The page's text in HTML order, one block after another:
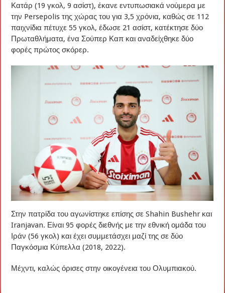
Κατάρ (19 γκολ, 9 ασίστ), έκανε εντυπωσιακά νούμερα με
την Persepolis της χώρας του για 3,5 χρόνια, καθώς σε 112
παιχνίδια πέτυχε 55 γκολ, έδωσε 21 ασίστ, κατέκτησε δύο
Πρωταθλήματα, ένα Σούπερ Καπ και αναδείχθηκε δύο
φορές πρώτος σκόρερ.
Στην πατρίδα του αγωνίστηκε επίσης σε Shahin Bushehr και
Iranjavan. Είναι 95 φορές διεθνής με την εθνική ομάδα του
Ιράν (56 γκολ) και έχει συμμετάσχει μαζί της σε δύο
Παγκόσμια Κύπελλα (2018, 2022).
Μέχντι, καλώς όρισες στην οικογένεια του Ολυμπιακού.